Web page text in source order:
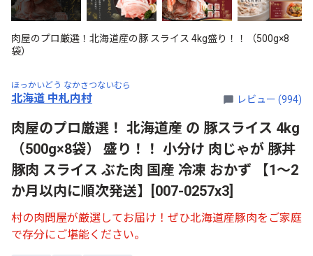
肉屋のプロ厳選！北海道産の豚 スライス 4kg盛り！！（500g×8
袋）
ほっかいどう なかさつないむら
北海道 中札内村 レビュー (994)
肉屋のプロ厳選！ 北海道産 の 豚スライス 4kg
（500g×8袋） 盛り！！ 小分け 肉じゃが 豚丼
豚肉 スライス ぶた肉 国産 冷凍 おかず 【1～2
か月以内に順次発送】[007-0257x3]
村の肉問屋が厳選してお届け！ぜひ北海道産豚肉をご家庭
で存分にご堪能ください。